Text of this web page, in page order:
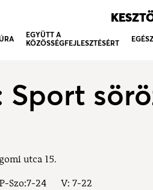
EGYÜTT A
KÖZÖSSÉGFEJLESZTÉSÉRT
Sport
utca 15.
Szo:7-24 V: 7-22